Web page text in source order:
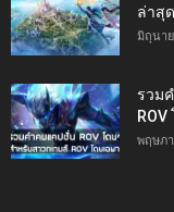
ล่าสุ
มิถุนา
รวม
พฤษภ